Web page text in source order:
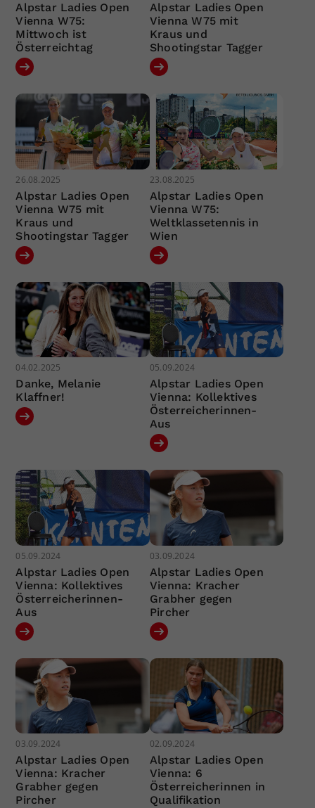
Alpstar Ladies Open
Vienna W75:
Mittwoch ist
Österreichtag
Alpstar Ladies Open
Vienna W75 mit
Kraus und
Shootingstar Tagger
26.08.2025
Alpstar Ladies Open
Vienna W75 mit
Kraus und
Shootingstar Tagger
23.08.2025
Alpstar Ladies Open
Vienna W75:
Weltklassetennis in
Wien
04.02.2025
Danke, Melanie
Klaffner!
05.09.2024
Alpstar Ladies Open
Vienna: Kollektives
Österreicherinnen-
Aus
05.09.2024
Alpstar Ladies Open
Vienna: Kollektives
Österreicherinnen-
Aus
03.09.2024
Alpstar Ladies Open
Vienna: Kracher
Grabher gegen
Pircher
03.09.2024
Alpstar Ladies Open
Vienna: Kracher
Grabher gegen
Pircher
02.09.2024
Alpstar Ladies Open
Vienna: 6
Österreicherinnen in
Qualifikation